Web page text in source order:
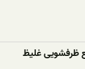
ظرفشویی غلیظ